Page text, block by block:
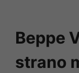
Beppe
strano